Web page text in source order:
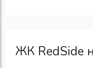
ЖК RedSide